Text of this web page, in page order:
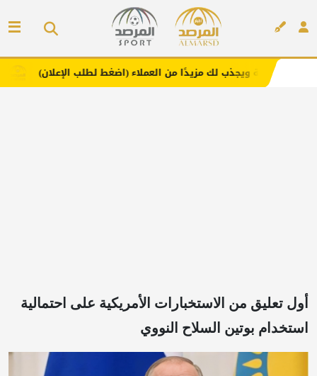
مفارش لك مزيدًا من العملاء (اضغط لطلب الإعلان)
أول تعليق من الاستخبارات الأمريكية على احتمالية
استخدام بوتين السلاح النووي